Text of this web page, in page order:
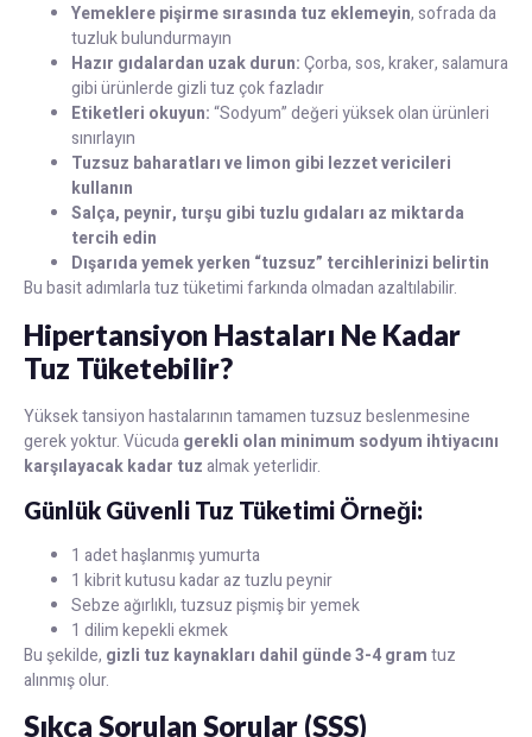
Yemeklere pişirme sırasında tuz eklemeyin, sofrada da
tuzluk bulundurmayın
Hazır gıdalardan uzak durun:Çorba, sos, kraker, salamura
gibi ürünlerde gizli tuz çok fazladır
Etiketleri okuyun:“Sodyum” değeri yüksek olan ürünleri
sınırlayın
Tuzsuz baharatları ve limon gibi lezzet vericileri
kullanın
Salça, peynir, turşu gibi tuzlu gıdaları az miktarda
tercih edin
Dışarıda yemek yerken “tuzsuz” tercihlerinizi belirtin
Bu basit adımlarla tuz tüketimi farkında olmadan azaltılabilir.
Hipertansiyon Hastaları Ne Kadar
Tuz Tüketebilir?
Yüksek tansiyon hastalarının tamamen tuzsuz beslenmesine
gerek yoktur. Vücudagerekli olan minimum sodyum ihtiyacını
karşılayacak kadar tuzalmak yeterlidir.
Günlük Güvenli Tuz Tüketimi Örneği:
1 adet haşlanmış yumurta
1 kibrit kutusu kadar az tuzlu peynir
Sebze ağırlıklı, tuzsuz pişmiş bir yemek
1 dilim kepekli ekmek
Bu şekilde, gizli tuz kaynakları dahil günde 3-4 gramtuz
alınmış olur.
Sıkça Sorulan Sorular (SSS)